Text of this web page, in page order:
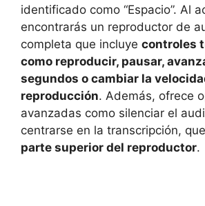
identificado como “Espacio”. Al
encontrarás un reproductor de
completa que incluye controles
como reproducir, pausar,
segundos o cambiar la
reproducción. Además, ofrece
avanzadas como silenciar el
centrarse en la transcripción,
parte superior del reproductor.